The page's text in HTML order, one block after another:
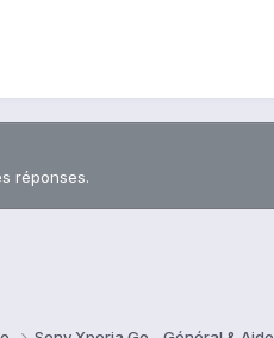
réponses.